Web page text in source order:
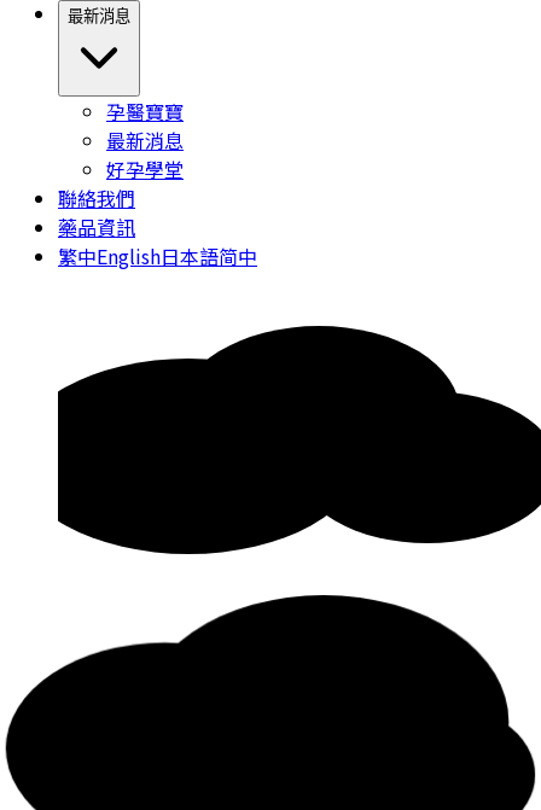
最新消息
孕醫寶寶
最新消息
好孕學堂
聯絡我們
藥品資訊
繁中English日本語简中